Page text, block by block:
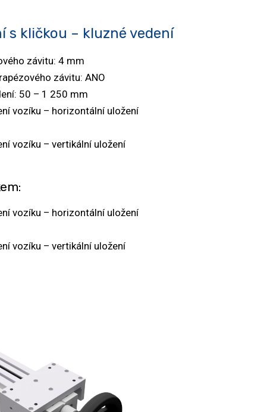
s kličkou – kluzné vedení
závitu: 4 mm
závitu: ANO
50 – 1 250 mm
vozíku – horizontální uložení
vozíku – vertikální uložení
vozíku – horizontální uložení
vozíku – vertikální uložení